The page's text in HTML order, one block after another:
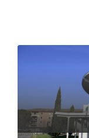
Sciences et
Concept de base
•